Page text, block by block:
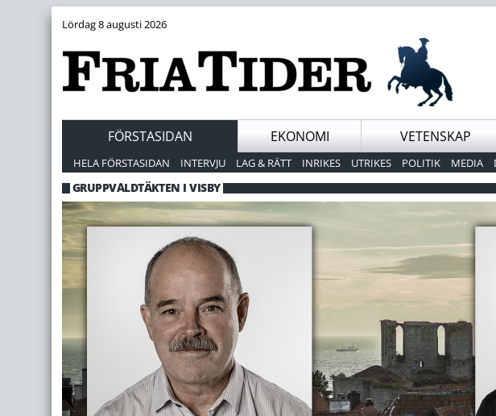
Lördag 8 augusti 2026
FÖRSTASIDAN EKONOMI VETENSKAP
HELA FÖRSTASIDAN INTERVJU LAG & RÄTT INRIKES UTRIKES POLITIK MEDIA
GRUPPVÅLDTÄKTEN I VISBY